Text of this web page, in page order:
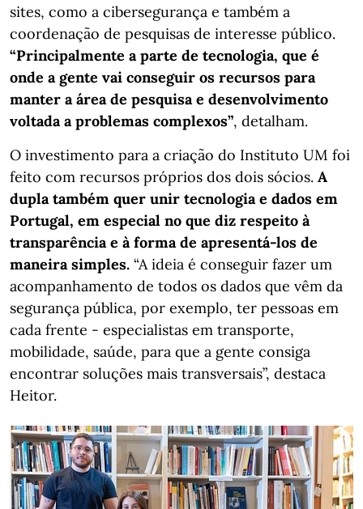
sites, como a cibersegurança e também a
coordenação de pesquisas de interesse público.
“Principalmente a parte de tecnologia, que é
onde a gente vai conseguir os recursos para
manter a área de pesquisa e desenvolvimento
voltada a problemas complexos”, detalham.
O investimento para a criação do Instituto UM foi
feito com recursos próprios dos dois sócios. A
dupla também quer unir tecnologia e dados em
Portugal, em especial no que diz respeito à
transparência e à forma de apresentá-los de
maneira simples. “A ideia é conseguir fazer um
acompanhamento de todos os dados que vêm da
segurança pública, por exemplo, ter pessoas em
cada frente - especialistas em transporte,
mobilidade, saúde, para que a gente consiga
encontrar soluções mais transversais”, destaca
Heitor.